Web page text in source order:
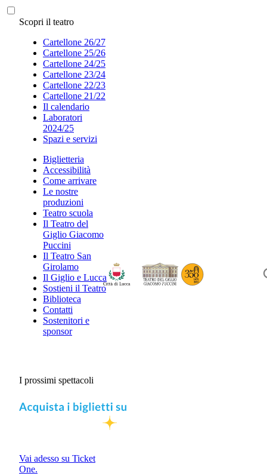
Scopri il teatro
Cartellone 26/27
Cartellone 25/26
Cartellone 24/25
Cartellone 23/24
Cartellone 22/23
Cartellone 21/22
Il calendario
Laboratori
2024/25
Spazi e servizi
Biglietteria
Accessibilità
Come arrivare
Le nostre
produzioni
Teatro scuola
Il Teatro del
Giglio Giacomo
Puccini
Il Teatro San
Girolamo
Il Giglio e Lucca
Sostieni il Teatro
Biblioteca
Contatti
Sostenitori e
sponsor
I prossimi spettacoli
Vai adesso su Ticket
One.